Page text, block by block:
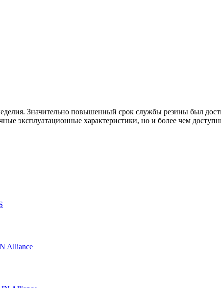
Значительно повышенный срок службы резины был
эксплуатационные характеристики, но и более чем